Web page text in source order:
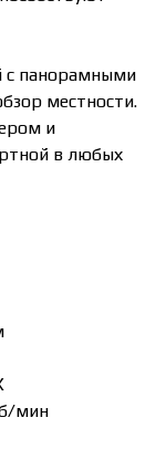
с панорамными
местности.
и
в любых
мин